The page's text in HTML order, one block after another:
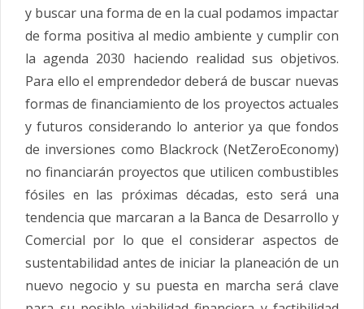
y buscar una forma de en la cual podamos impactar
de forma positiva al medio ambiente y cumplir con
la agenda 2030 haciendo realidad sus objetivos.
Para ello el emprendedor deberá de buscar nuevas
formas de financiamiento de los proyectos actuales
y futuros considerando lo anterior ya que fondos
de inversiones como Blackrock (NetZeroEconomy)
no financiarán proyectos que utilicen combustibles
fósiles en las próximas décadas, esto será una
tendencia que marcaran a la Banca de Desarrollo y
Comercial por lo que el considerar aspectos de
sustentabilidad antes de iniciar la planeación de un
nuevo negocio y su puesta en marcha será clave